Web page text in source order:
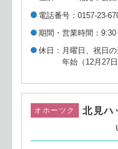
電話番号
0157-23-
期間・営業時間
9:30
休日
月曜日、祝日
年始（12月27日
オホーツク 北見ハ